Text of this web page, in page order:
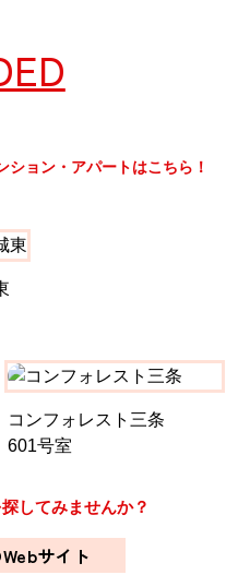
ョン・アパートはこちら！
コンフォレスト三条
601号室
してみませんか？
サイト